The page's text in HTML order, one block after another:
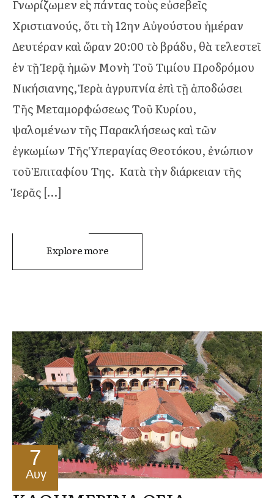
Γνωρίζωμεν εἰς πάντας τοὺς εὐσεβεῖς
Χριστιανούς, ὅτι τὴ 12ην Αὐγούστου ἡμέραν
Δευτέραν καὶ ὥραν 20:00 τὸ βράδυ, θὰ τελεστεῖ
ἐν τῇ Ἱερᾷ ἡμῶν Μονὴ Τοῦ Τιμίου Προδρόμου
Νικήσιανης, Ἱερὰ ἀγρυπνία ἐπὶ τῇ ἀποδώσει
Τῆς Μεταμορφώσεως Τοῦ Κυρίου,
ψαλομένων τῆς Παρακλήσεως καὶ τῶν
ἐγκωμίων Τῆς Ὑπεραγίας Θεοτόκου, ἐνώπιον
τοῦ Ἐπιταφίου Της. Κατὰ τὴν διάρκειαν τῆς
Ἱερᾶς […]
Explore more
7
Αυγ